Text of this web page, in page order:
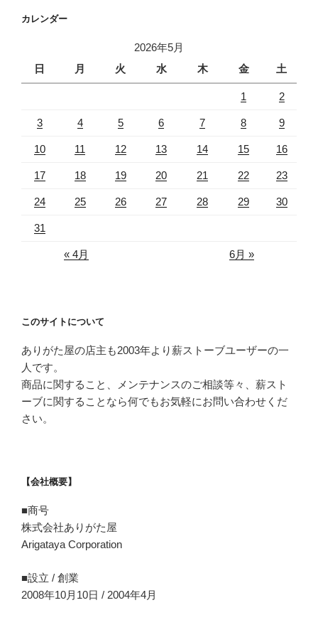
カレンダー
2026年5月
日
月 火 水 木 金 土
1 2
3 4 5 6 7 8 9
10 11 12 13 14 15 16
17 18 19 20 21 22 23
24 25 26 27 28 29 30
31
« 4月 6月 »
このサイトについて
ありがた屋の店主も2003年より薪ストーブユーザーの一
人です。
商品に関すること、メンテナンスのご相談等々、薪スト
ーブに関することなら何でもお気軽にお問い合わせくだ
さい。
【会社概要】
■商号
株式会社ありがた屋
Arigataya Corporation
■設立 / 創業
2008年10月10日 / 2004年4月